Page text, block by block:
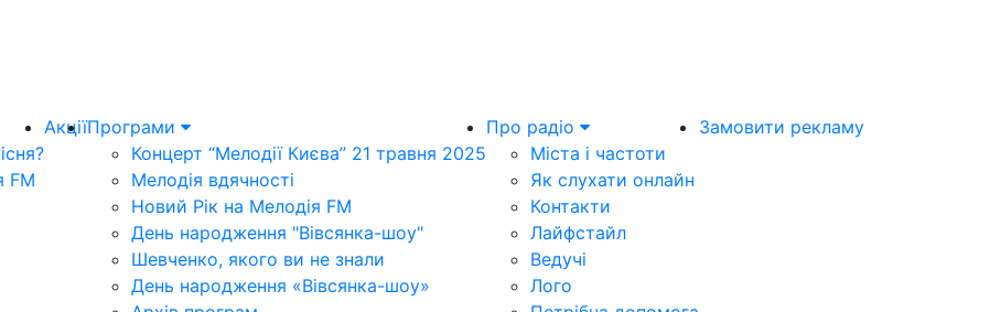
FM
АкціїПрограми
Концерт “Мелодії Києва” 21 травня 2025
Мелодія вдячності
Новий Рік на Мелодія FM
День народження "Вівсянка-шоу"
Шевченко, якого ви не знали
День народження «Вівсянка-шоу»
Про радіо
Міста і частоти
Як слухати онлайн
Контакти
Лайфстайл
Ведучі
Лого
Замовити рекламу